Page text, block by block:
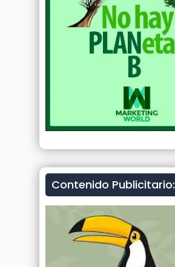
Contenido Publicitario: